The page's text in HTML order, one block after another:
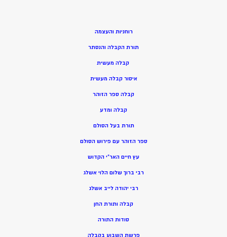
רוחניות והעצמה
תורת הקבלה והנסתר
קבלה מעשית
איסור קבלה מעשית
קבלה ספר הזוהר
קבלה ומדע
תורת בעל הסולם
ספר הזוהר עם פירוש הסולם
עץ חיים האר”י הקדוש
רבי ברוך שלום הלוי אשלג
רבי יהודה לייב אשלג
קבלה ותורת החן
סודות התורה
פרשת השבוע בקבלה